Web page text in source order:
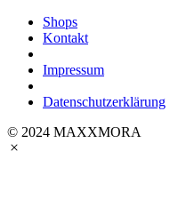
Shops
Kontakt
Impressum
Datenschutzerklärung
© 2024 MAXXMORA